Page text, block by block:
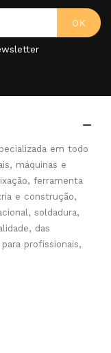

em todo
máquinas e
ferramenta
e construção,
soldadura,
das
profissionais,